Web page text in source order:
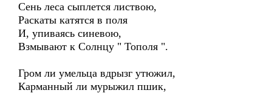
Сень леса сыплется листвою,
Раскаты катятся в поля
И, упиваясь синевою,
Взмывают к Солнцу " Тополя ".
Гром ли умельца вдрызг утюжил,
Карманный ли мурыжил пшик,